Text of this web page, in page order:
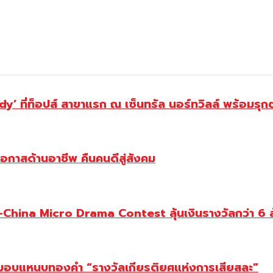
ที่ท็อปส์ สาขาแรก ณ เซ็นทรัล นอร์ทวิลล์ พร้อมรุก
กาสด้านอาชีพ คืนคนดีสู่สังคม
Micro Drama Contest ลุ้นเงินรางวัลกว่า 6
แหนบทองคำ “รางวัลเกียรติยศแห่งการเสียสละ”